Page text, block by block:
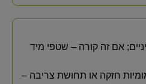
אם זה קורה – שטפי מיד
חזקה או תחושת צריבה –